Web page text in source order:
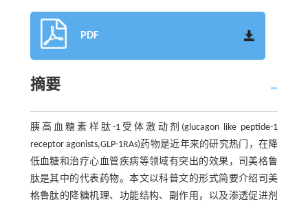
PDF
摘要
胰高血糖素样肽-1受体激动剂(glucagon like peptide-1
receptor agonists,GLP-1RAs)药物是近年来的研究热门，在降
低血糖和治疗心血管疾病等领域有突出的效果，司美格鲁
肽是其中的代表药物。本文以科普文的形式简要介绍司美
格鲁肽的降糖机理、功能结构、副作用，以及渗透促进剂